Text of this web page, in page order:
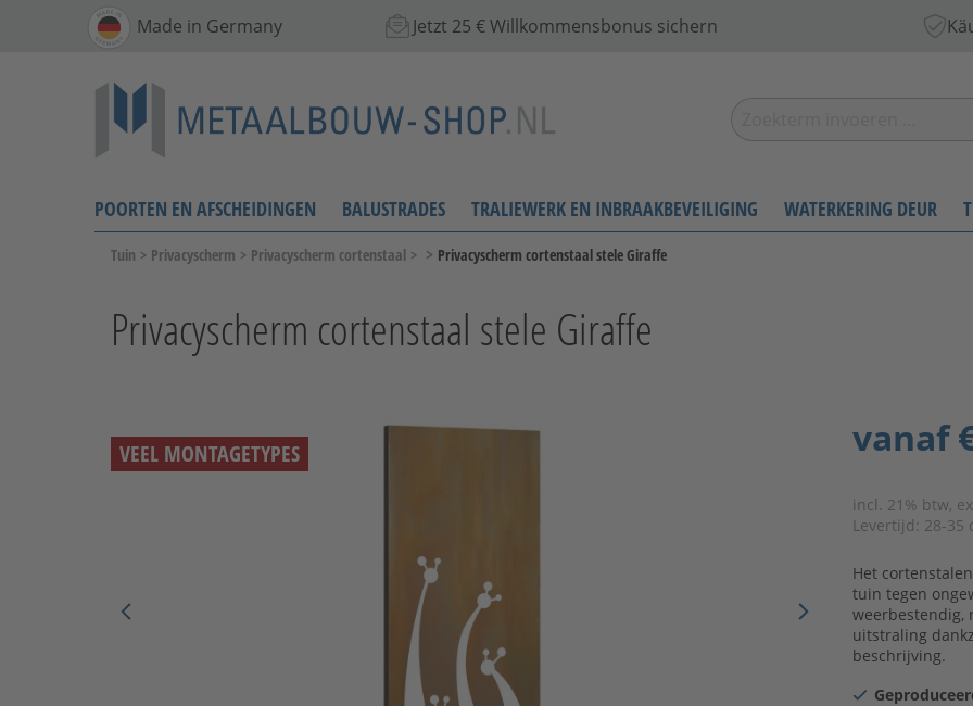
Made in Germany Jetzt 25 € Willkommensbonus sichern
POORTEN EN AFSCHEIDINGEN BALUSTRADES TRALIEWERK EN INBRAAKBEVEILIGING WATERKERING DEUR
Tuin > Privacyscherm > Privacyscherm cortenstaal > > Privacyscherm cortenstaal stele Giraffe
Privacyscherm cortenstaal stele Giraffe
VEEL MONTAGETYPES vanaf
incl. 21% btw,
Levertijd: 28-35
Het
tuin tegen
weerbestendig,
uitstraling
beschrijving.